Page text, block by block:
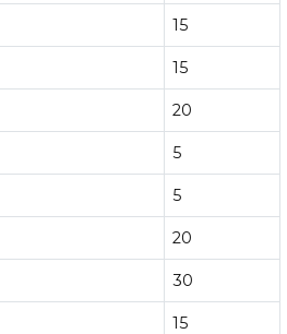
15
15
20
5
5
20
30
15